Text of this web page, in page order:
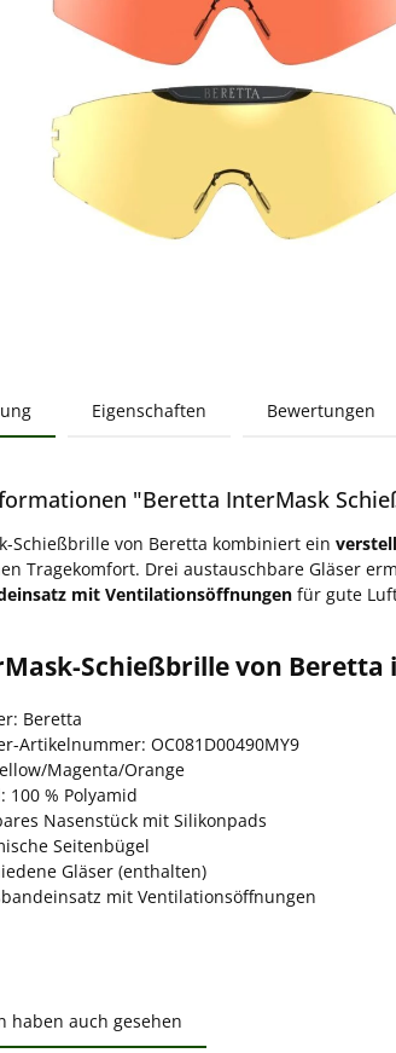
Eigenschaften Bewertungen
"Beretta InterMask
Schießbrille von Beretta kombiniert ein
Tragekomfort. Drei austauschbare Gläser
mit Ventilationsöffnungen für gute
Schießbrille von Beretta
Beretta
Artikelnummer: OC081D00490MY9
Magenta/Orange
100 % Polyamid
Nasenstück mit Silikonpads
Seitenbügel
Gläser (enthalten)
mit Ventilationsöffnungen
haben auch gesehen